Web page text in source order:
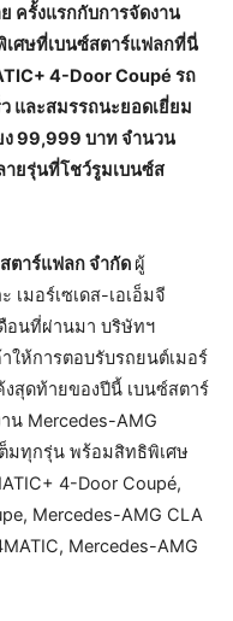
ครั้งแรกกับการจัดงาน
ศษที่เบนซ์สตาร์แฟลกที่นี่
4-Door Coupé รถ
และสมรรถนะยอดเยี่ยม
ง 99,999 บาท จำนวน
ยรุ่นที่โชว์รูมเบนซ์ส
ตาร์แฟลก จำกัด ผู้
เมอร์เซเดส-เอเอ็มจี
ดือนที่ผ่านมา บริษัทฯ
ให้การตอบรับรถยนต์เมอร์
งสุดท้ายของปีนี้ เบนซ์สตาร์
น Mercedes-AMG
มทุกรุ่น พร้อมสิทธิพิเศษ
4-Door Coupé,
Mercedes-AMG CLA
Mercedes-AMG